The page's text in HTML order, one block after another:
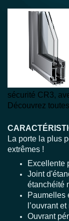
sécurité CR3,
Découvrez
La porte la plus
extrêmes !
Excellente
Joint
étanchéité
Paumelles
l’ouvrant
Ouvrant